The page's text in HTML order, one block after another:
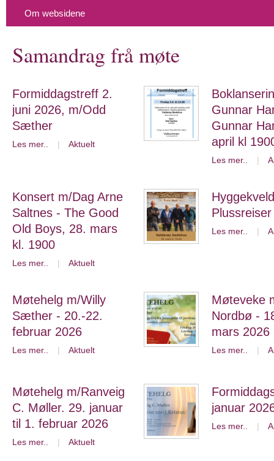
Om websidene
Samandrag frå møte
Formiddagstreff 2.
juni 2026, m/Odd
Sæther
Les mer.. | Aktuelt
Gunnar
Gunnar
april kl
Les mer.. |
Konsert m/Dag Arne
Saltnes - The Good
Old Boys, 28. mars
kl. 1900
Les mer.. | Aktuelt
Plussreiser
Les mer.. |
Møtehelg m/Willy
Sæther - 20.-22.
februar 2026
Les mer.. | Aktuelt
Møteveke
Nordbø -
mars 2026
Les mer.. |
Møtehelg m/Ranveig
C. Møller. 29. januar
til 1. februar 2026
Les mer.. | Aktuelt
januar
Les mer.. |